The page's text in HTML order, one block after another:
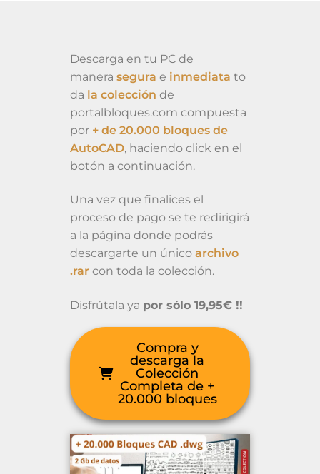
Descarga en tu PC de
manera segura e inmediata to
da la colección de
portalbloques.com compuesta
por + de 20.000 bloques de
AutoCAD, haciendo click en el
botón a continuación.
Una vez que finalices el
proceso de pago se te redirigirá
a la página donde podrás
descargarte un único archivo
.rar con toda la colección.
Disfrútala ya por sólo 19,95€ !!
Compra y
descarga la
Colección
Completa de +
20.000 bloques